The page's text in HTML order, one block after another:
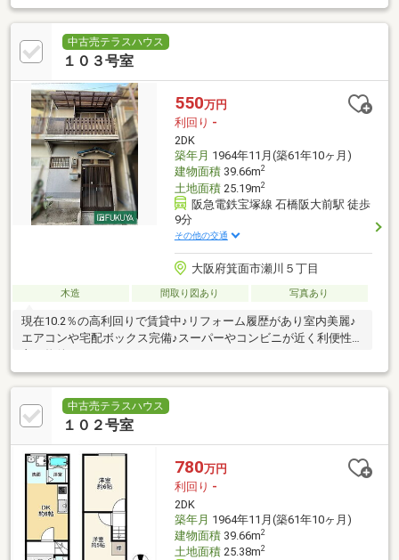
です♪
中古売テラスハウス
１０３号室
550万円
利回り -
2DK
築年月 1964年11月(築61年10ヶ月)
建物面積39.66m2
土地面積25.19m2
阪急電鉄宝塚線 石橋阪大前駅 徒歩
9分
その他の交通
大阪府箕面市瀬川５丁目
木造 間取り図あり 写真あり
現在10.2％の高利回りで賃貸中♪リフォーム履歴があり室内美麗♪
エアコンや宅配ボックス完備♪スーパーやコンビニが近く利便性の
中古売テラスハウス
１０２号室
780万円
利回り -
2DK
築年月 1964年11月(築61年10ヶ月)
建物面積39.66m2
土地面積25.38m2